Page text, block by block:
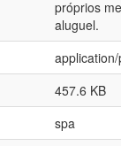
próprios
aluguel.
457.6 KB
spa